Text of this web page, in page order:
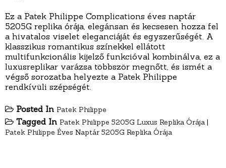
Ez a Patek Philippe Complications éves naptár
5205G replika órája, elegánsan és kecsesen hozza fel
a hivatalos viselet eleganciáját és egyszerűségét. A
klasszikus romantikus színekkel ellátott
multifunkcionális kijelző funkcióval kombinálva, ez a
luxusreplikar varázsa többször megnőtt, és ismét a
végső sorozatba helyezte a Patek Philippe
rendkívüli szépségét.
Posted In Patek Philippe
Tagged In Patek Philippe 5205G Luxus Replika Órája |
Patek Philippe Éves Naptár 5205G Replika Órája